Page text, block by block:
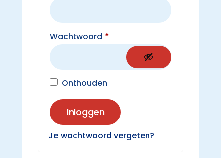
Wachtwoord *Vereist
Onthouden
Inloggen
Je wachtwoord vergeten?